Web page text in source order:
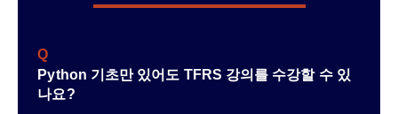
Q
Python 기초만 있어도 TFRS 강의를 수강할 수 있
나요?